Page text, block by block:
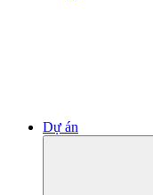
Dự án